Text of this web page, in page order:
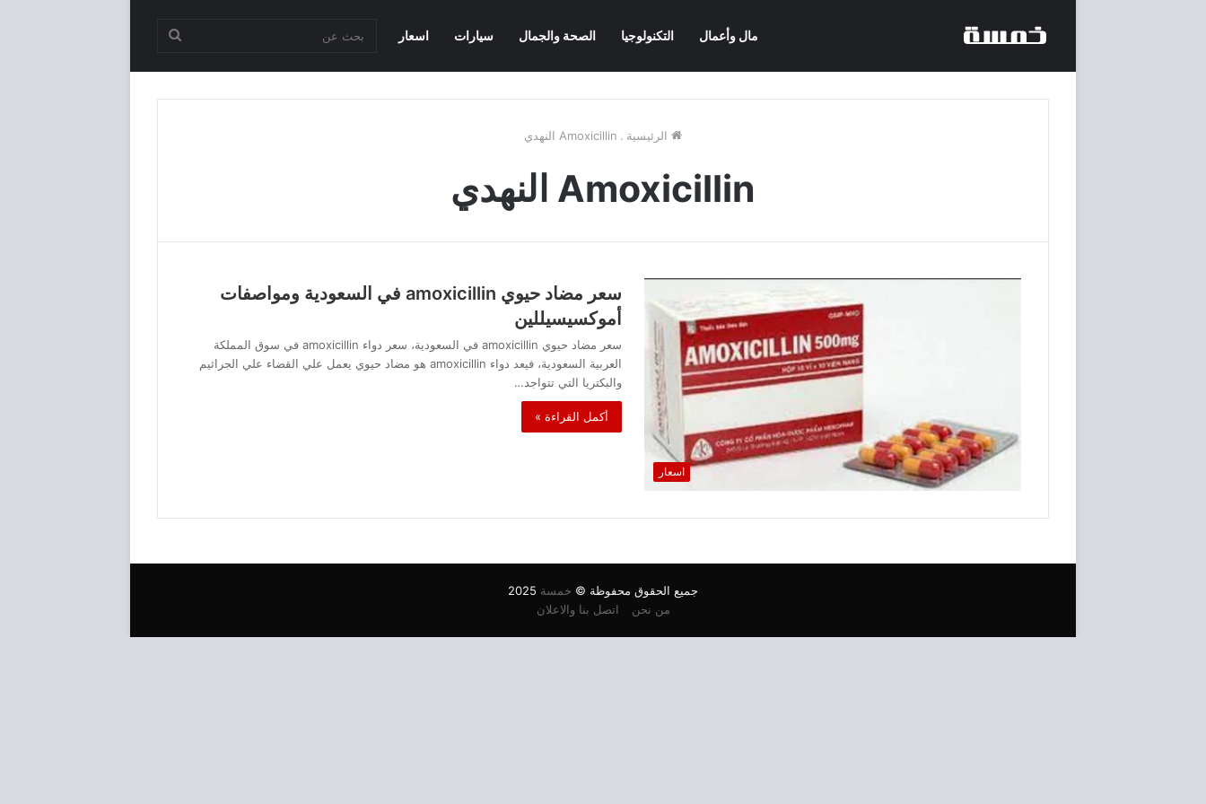
مال وأعمال التكنولوجيا الصحة والجمال سيارات اسعار
الرئيسية . Amoxicillin النهدي
Amoxicillin النهدي
اسعار
سعر مضاد حيوي amoxicillin في السعودية ومواصفات
أموكسيسيللين
سعر مضاد حيوي amoxicillin في السعودية، سعر دواء amoxicillin في سوق المملكة
العربية السعودية، فيعد دواء amoxicillin هو مضاد حيوي يعمل علي القضاء علي الجراثيم
والبكتريا التي تتواجد…
أكمل القراءة »
جميع الحقوق محفوظة © خمسة
من نحن
اتصل بنا والاعلان